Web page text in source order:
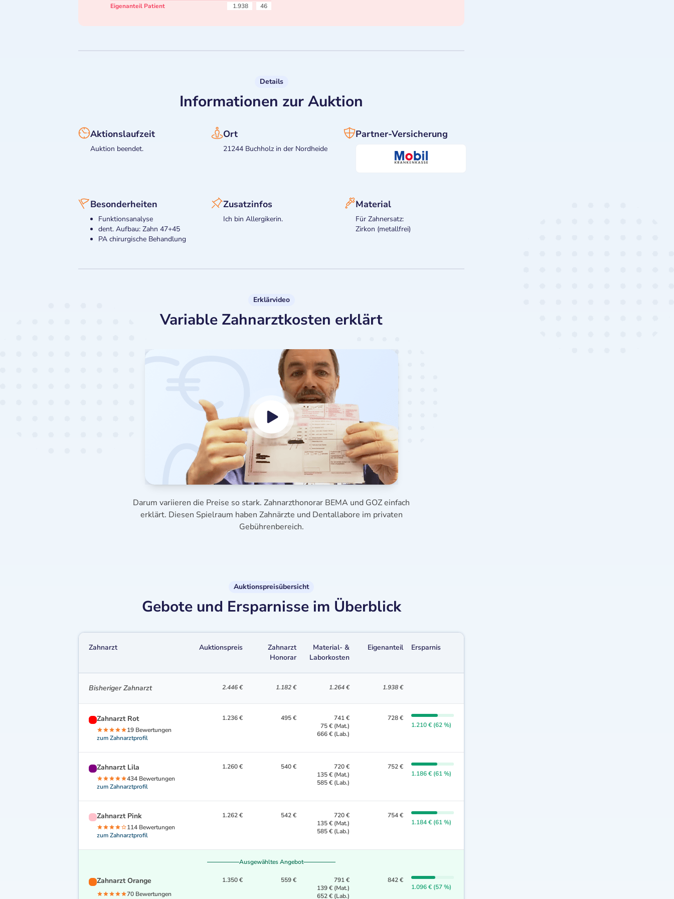
Eigenanteil Patient
1.938 46
Details
Informationen zur Auktion
Aktionslaufzeit
Auktion beendet.
Ort
21244 Buchholz in der Nordheide
Partner-Versicherung
Besonderheiten
Funktionsanalyse
dent. Aufbau: Zahn 47+45
PA chirurgische Behandlung
Zusatzinfos
Ich bin Allergikerin.
Material
Für Zahnersatz:
Zirkon (metallfrei)
Erklärvideo
Variable Zahnarztkosten erklärt
Darum variieren die Preise so stark. Zahnarzthonorar BEMA und GOZ einfach
erklärt. Diesen Spielraum haben Zahnärzte und Dentallabore im privaten
Gebührenbereich.
Auktionspreisübersicht
Gebote und Ersparnisse im Überblick
Zahnarzt Auktionspreis
Zahnarzt
Honorar
Material- &
Laborkosten
Eigenanteil Ersparnis
Bisheriger Zahnarzt 2.446 € 1.182 € 1.264 € 1.938 €
Zahnarzt Rot
19 Bewertungen
zum Zahnarztprofil
1.236 € 495 €
741 €
75 € (Mat.)
666 € (Lab.)
728 €
1.210 € (62 %)
Zahnarzt Lila
434 Bewertungen
zum Zahnarztprofil
1.260 € 540 €
720 €
135 € (Mat.)
585 € (Lab.)
752 €
1.186 € (61 %)
Zahnarzt Pink
114 Bewertungen
zum Zahnarztprofil
1.262 € 542 €
720 €
135 € (Mat.)
585 € (Lab.)
754 €
1.184 € (61 %)
Ausgewähltes Angebot
Zahnarzt Orange
70 Bewertungen
1.350 € 559 €
791 €
139 € (Mat.)
652 € (Lab.)
842 €
1.096 € (57 %)